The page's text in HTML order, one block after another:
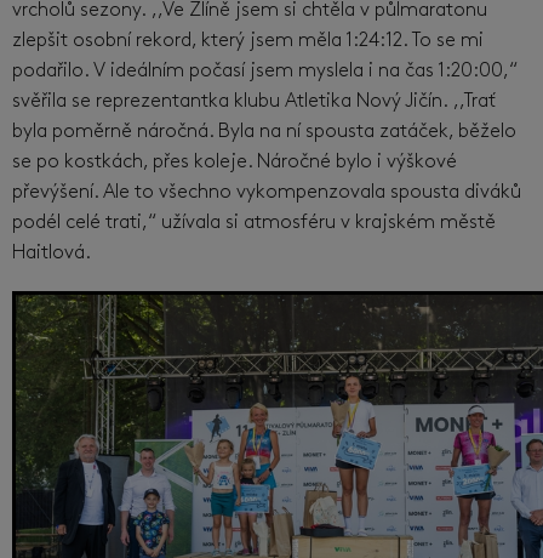
vrcholů sezony. ,,Ve Zlíně jsem si chtěla v půlmaratonu
zlepšit osobní rekord, který jsem měla 1:24:12. To se mi
podařilo. V ideálním počasí jsem myslela i na čas 1:20:00,“
svěřila se reprezentantka klubu Atletika Nový Jičín. ,,Trať
byla poměrně náročná. Byla na ní spousta zatáček, běželo
se po kostkách, přes koleje. Náročné bylo i výškové
převýšení. Ale to všechno vykompenzovala spousta diváků
podél celé trati,“ užívala si atmosféru v krajském městě
Haitlová.